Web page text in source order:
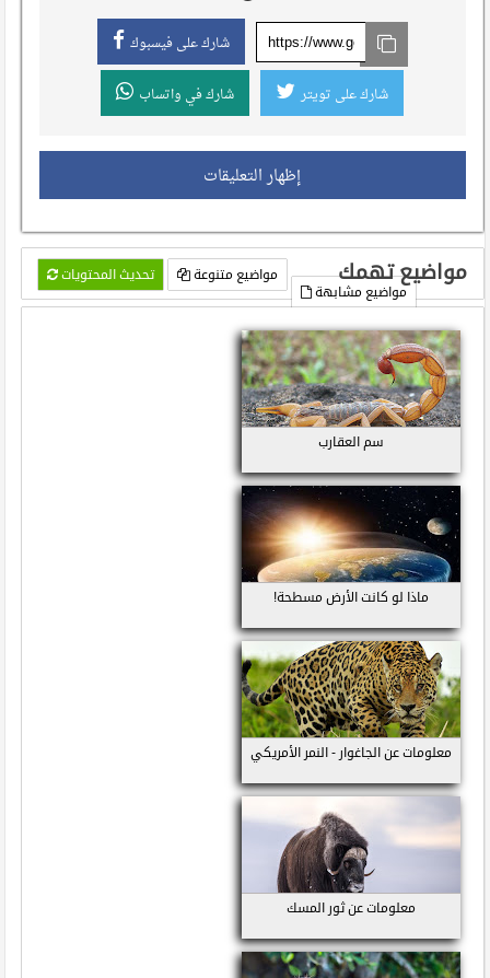
شارك على فيسبوك
شارك على تويتر شارك في واتساب
إظهار التعليقات
مواضيع تهمك تحديث المحتويات
مواضيع متنوعة
مواضيع مشابهة
سم العقارب
ماذا لو كانت الأرض مسطحة!
معلومات عن الجاغوار - النمر الأمريكي
معلومات عن ثور المسك